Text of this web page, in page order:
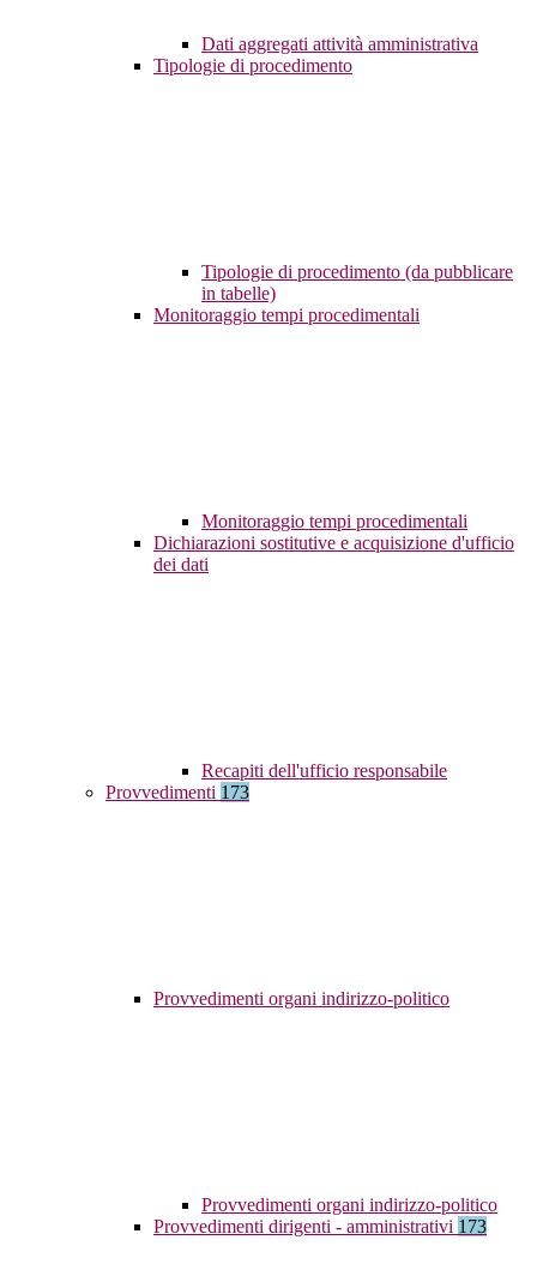
Dati aggregati attività amministrativa
Tipologie di procedimento
Tipologie di procedimento (da pubblicare
in tabelle)
Monitoraggio tempi procedimentali
Monitoraggio tempi procedimentali
Dichiarazioni sostitutive e acquisizione d'ufficio
dei dati
Recapiti dell'ufficio responsabile
Provvedimenti 173
Provvedimenti organi indirizzo-politico
Provvedimenti organi indirizzo-politico
Provvedimenti dirigenti - amministrativi 173